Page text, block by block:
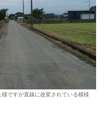
ですが直線に改変されている模様